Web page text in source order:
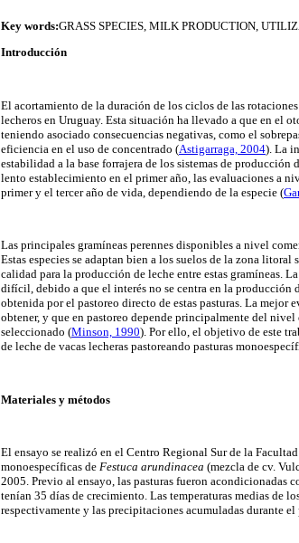
Key words:GRASS SPECIES, MILK PRODUCTION,
Introducción
El acortamiento de la duración de los ciclos de las
lecheros en Uruguay. Esta situación ha llevado a que en el
teniendo asociado consecuencias negativas, como el
eficiencia en el uso de concentrado (Astigarraga, 2004). La
estabilidad a la base forrajera de los sistemas de producción
lento establecimiento en el primer año, las evaluaciones a
primer y el tercer año de vida, dependiendo de la especie (
Las principales gramíneas perennes disponibles a nivel
Estas especies se adaptan bien a los suelos de la zona litoral
calidad para la producción de leche entre estas gramíneas.
difícil, debido a que el interés no se centra en la producción
obtenida por el pastoreo directo de estas pasturas. La mejor
obtener, y que en pastoreo depende principalmente del
seleccionado (Minson, 1990). Por ello, el objetivo de este
de leche de vacas lecheras pastoreando pasturas
Materiales y métodos
El ensayo se realizó en el Centro Regional Sur de la
monoespecíficas de Festuca arundinacea (mezcla de cv.
2005. Previo al ensayo, las pasturas fueron acondicionadas
tenían 35 días de crecimiento. Las temperaturas medias de
respectivamente y las precipitaciones acumuladas durante